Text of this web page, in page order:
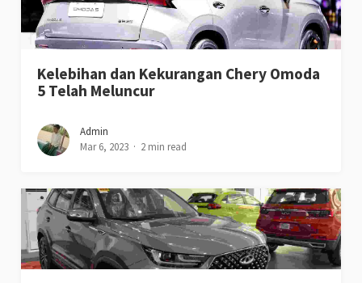
Kelebihan dan Kekurangan Chery Omoda
5 Telah Meluncur
Admin
Mar 6, 2023
2 min read